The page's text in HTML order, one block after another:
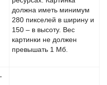
должна иметь минимум
280 пикселей в ширину и
150 – в высоту. Вес
картинки не должен
превышать 1 Мб.